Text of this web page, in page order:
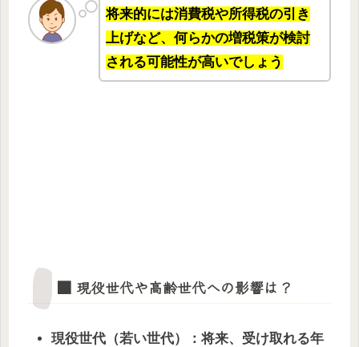
将来的には消費税や所得税の引き
上げなど、何らかの増税策が検討
される可能性が高いでしょう
■ 現役世代や高齢世代への影響は？
現役世代（若い世代）：将来、受け取れる年